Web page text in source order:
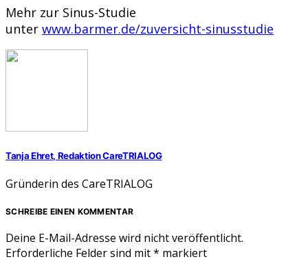
Mehr zur Sinus-Studie
unter www.barmer.de/zuversicht-sinusstudie
Tanja Ehret, Redaktion CareTRIALOG
Gründerin des CareTRIALOG
SCHREIBE EINEN KOMMENTAR
Deine E-Mail-Adresse wird nicht veröffentlicht.
Erforderliche Felder sind mit* markiert